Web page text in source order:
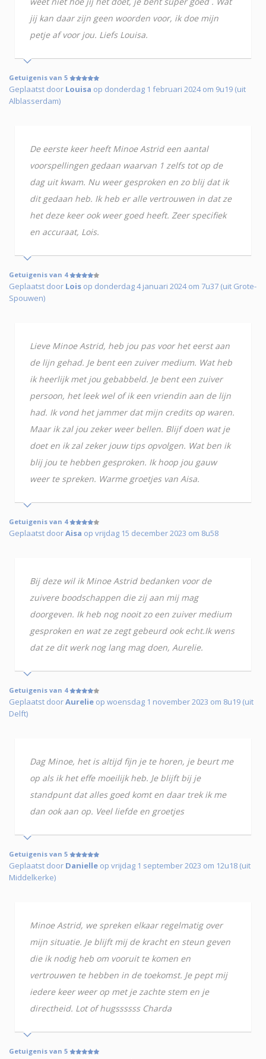
jij kan daar zijn geen woorden voor, ik doe mijn
petje af voor jou. Liefs Louisa.
Getuigenis van 5
Geplaatst door Louisa op donderdag 1 februari 2024 om 9u19 (uit
Alblasserdam)
De eerste keer heeft Minoe Astrid een aantal
voorspellingen gedaan waarvan 1 zelfs tot op de
dag uit kwam. Nu weer gesproken en zo blij dat ik
dit gedaan heb. Ik heb er alle vertrouwen in dat ze
het deze keer ook weer goed heeft. Zeer specifiek
en accuraat, Lois.
Getuigenis van 4
Geplaatst door Lois op donderdag 4 januari 2024 om 7u37 (uit Grote-
Spouwen)
Lieve Minoe Astrid, heb jou pas voor het eerst aan
de lijn gehad. Je bent een zuiver medium. Wat heb
ik heerlijk met jou gebabbeld. Je bent een zuiver
persoon, het leek wel of ik een vriendin aan de lijn
had. Ik vond het jammer dat mijn credits op waren.
Maar ik zal jou zeker weer bellen. Blijf doen wat je
doet en ik zal zeker jouw tips opvolgen. Wat ben ik
blij jou te hebben gesproken. Ik hoop jou gauw
weer te spreken. Warme groetjes van Aisa.
Getuigenis van 4
Geplaatst doorAisa op vrijdag 15 december 2023 om 8u58
Bij deze wil ik Minoe Astrid bedanken voor de
zuivere boodschappen die zij aan mij mag
doorgeven. Ik heb nog nooit zo een zuiver medium
gesproken en wat ze zegt gebeurd ook echt.Ik wens
dat ze dit werk nog lang mag doen, Aurelie.
Getuigenis van 4
Geplaatst doorAurelie op woensdag 1 november 2023 om 8u19 (uit
Delft)
Dag Minoe, het is altijd fijn je te horen, je beurt me
op als ik het effe moeilijk heb. Je blijft bij je
standpunt dat alles goed komt en daar trek ik me
dan ook aan op. Veel liefde en groetjes
Getuigenis van 5
Geplaatst door Danielle op vrijdag 1 september 2023 om 12u18 (uit
Middelkerke)
Minoe Astrid, we spreken elkaar regelmatig over
mijn situatie. Je blijft mij de kracht en steun geven
die ik nodig heb om vooruit te komen en
vertrouwen te hebben in de toekomst. Je pept mij
iedere keer weer op met je zachte stem en je
directheid. Lot of hugssssss Charda
Getuigenis van 5